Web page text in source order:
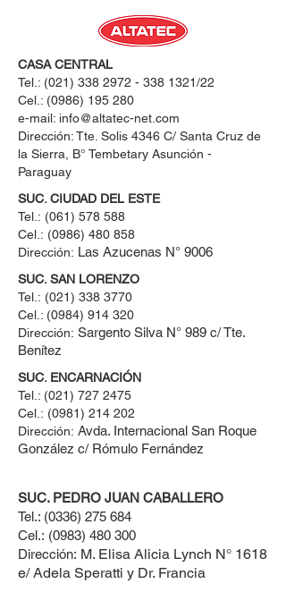
CASA CENTRAL
Tel.: (021) 338 2972 - 338 1321/22
Cel.: (0986) 195 280
e-mail: info@altatec-net.com
Dirección: Tte. Solis 4346 C/ Santa Cruz de
la Sierra, B° Tembetary Asunción -
Paraguay
SUC. CIUDAD DEL ESTE
Tel.: (061) 578 588
Cel.: (0986) 480 858
Dirección: Las Azucenas N° 9006
SUC. SAN LORENZO
Tel.: (021) 338 3770
Cel.: ​(0984) 914 320
Dirección: Sargento Silva N° 989 c/ Tte.
Benítez
SUC. ENCARNACIÓN
Tel.: (021) 727 2475
Cel.: (0981) 214 202
Dirección: Avda. Internacional San Roque
González c/ Rómulo Fernández
SUC. PEDRO JUAN CABALLERO
Tel.: (0336) 275 684
Cel.: (0983) 480 300
Dirección: M. Elisa Alicia Lynch N° 1618
e/ Adela Speratti y Dr. Francia